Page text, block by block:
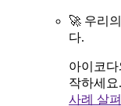
🚀 우리
다.
아이코
작하세요.
사례 살펴